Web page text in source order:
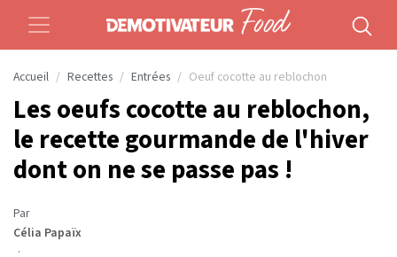
Accueil Recettes Entrées Oeuf cocotte au reblochon
Les oeufs cocotte au reblochon,
le recette gourmande de l'hiver
dont on ne se passe pas !
Par
Célia Papaïx
·